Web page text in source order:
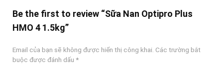
Be the first to review “Sữa Nan Optipro Plus
HMO 4 1.5kg”
Email của bạn sẽ không được hiển thị công khai. Các trường bắt
buộc được đánh dấu *